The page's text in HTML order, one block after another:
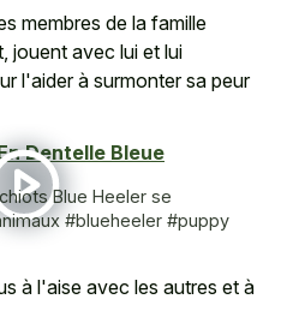
membres de la famille
jouent avec lui et lui
l'aider à surmonter sa peur
Dentelle Bleue
Blue Heeler se
#blueheeler #puppy
à l'aise avec les autres et à